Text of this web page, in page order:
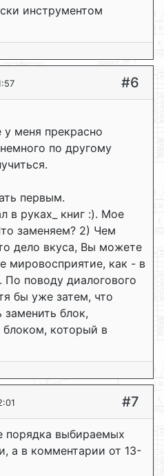
инструментом
#6
меня прекрасно
по другому
первым.
в руках_ книг :). Мое
заменяем? 2) Чем
дело вкуса, Вы можете
мировосприятие, как - в
По поводу диалогового
бы уже затем, что
блок,
блоком, который в
#7
порядка выбираемых
а в комментарии от 13-